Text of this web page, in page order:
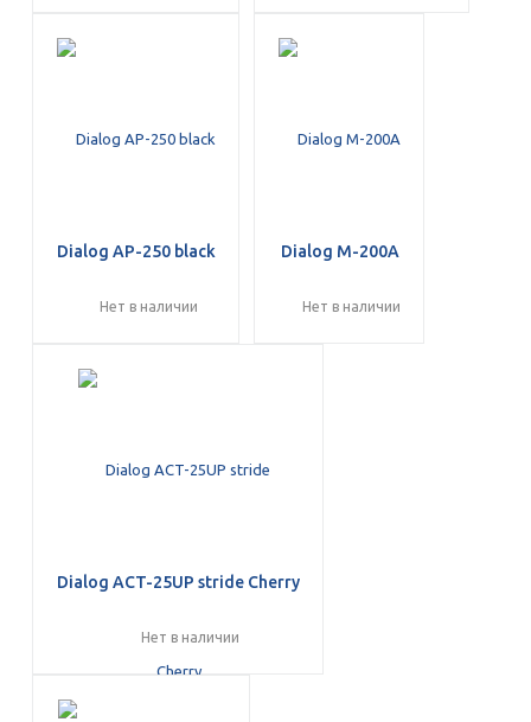
Dialog AP-250 black
Нет в наличии
Dialog M-200A
Нет в наличии
Dialog ACT-25UP stride Cherry
Нет в наличии